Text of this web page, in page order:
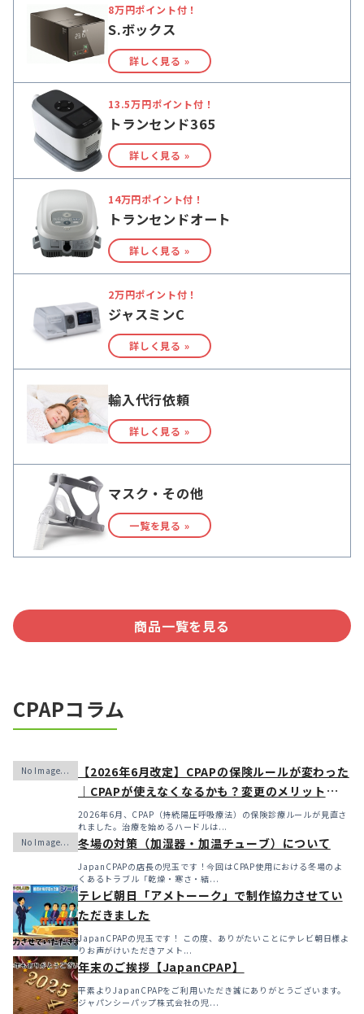
8万円ポイント付！
S.ボックス
詳しく見る »
13.5万円ポイント付！
トランセンド365
詳しく見る »
14万円ポイント付！
トランセンドオート
詳しく見る »
2万円ポイント付！
ジャスミンC
詳しく見る »
輸入代行依頼
詳しく見る »
マスク・その他
一覧を見る »
商品一覧を見る
CPAPコラム
【2026年6月改定】CPAPの保険ルールが変わった
｜CPAPが使えなくなるかも？変更のメリット・デ
メリットと「購入」という選択肢
2026年6月、CPAP（持続陽圧呼吸療法）の保険診療ルールが見直さ
れました。治療を始めるハードルは...
冬場の対策（加湿器・加温チューブ）について
JapanCPAPの店長の児玉です！今回はCPAP使用における冬場のよ
くあるトラブル「乾燥・寒さ・結...
テレビ朝日「アメトーーク」で制作協力させてい
ただきました
JapanCPAPの児玉です！ この度、ありがたいことにテレビ朝日様よ
りお声がけいただきアメト...
年末のご挨拶【JapanCPAP】
平素よりJapanCPAPをご利用いただき誠にありがとうございます。
ジャパンシーパップ株式会社の児...